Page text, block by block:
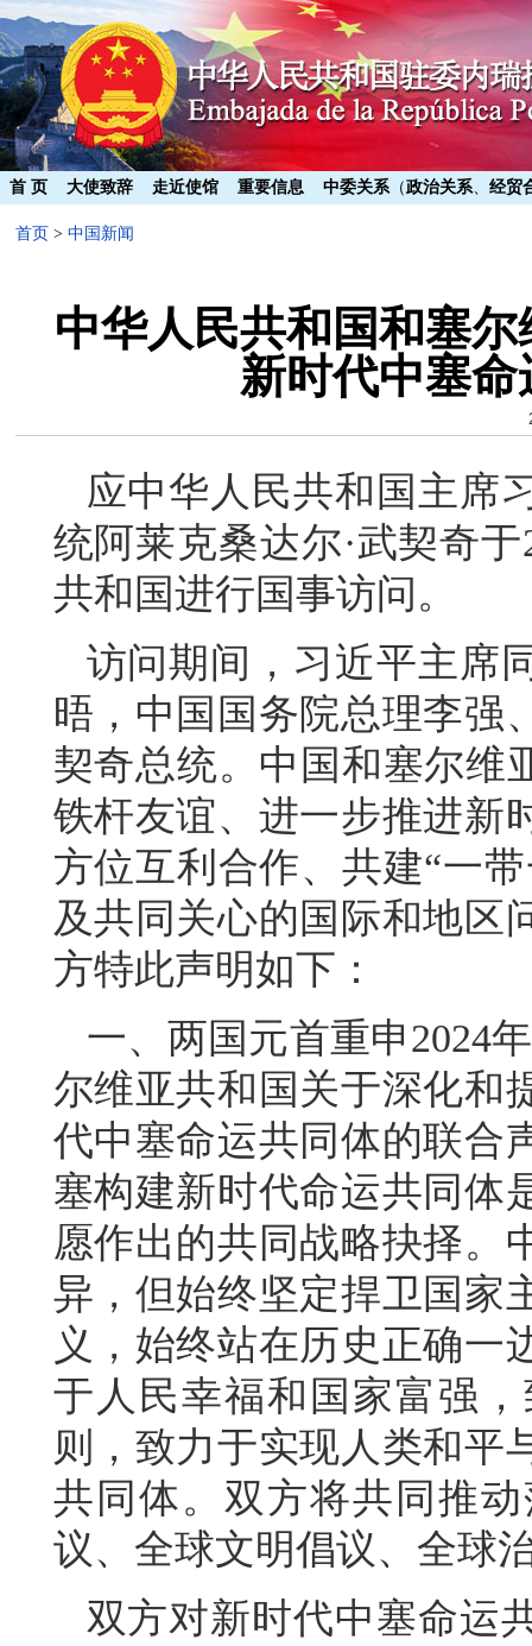
首 页 大使致辞 走近使馆 重要信息 中委关系（政治关系、 经贸
首页 > 中国新闻
中华人民共和国和塞
新时代中塞
应中华人民共和国主席
统阿莱克桑达尔·武契奇
共和国进行国事访问。
访问期间，习近平主席
晤，中国国务院总理李强
契奇总统。中国和塞尔维
铁杆友谊、进一步推进新
方位互利合作、共建“一
及共同关心的国际和地区
方特此声明如下：
一、两国元首重申2024
尔维亚共和国关于深化和
代中塞命运共同体的联合
塞构建新时代命运共同体
愿作出的共同战略抉择。
异，但始终坚定捍卫国家
义，始终站在历史正确一
于人民幸福和国家富强
则，致力于实现人类和平
共同体。双方将共同推
议、全球文明倡议、全球
双方对新时代中塞命运